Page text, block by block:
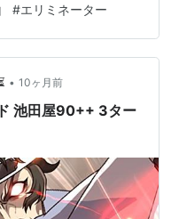
てました。6月には
入りの蕎麦屋へ行った
今回は佐野ラ
バイク日和じゃ。問題
の最高気温予報は
#エリミネーター
• 10ヶ月前